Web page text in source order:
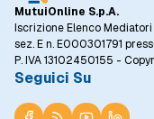
MutuiOnline S.p.A.
Iscrizione Elenco
sez. E n. E000301791
P. IVA 13102450155 -
Seguici Su